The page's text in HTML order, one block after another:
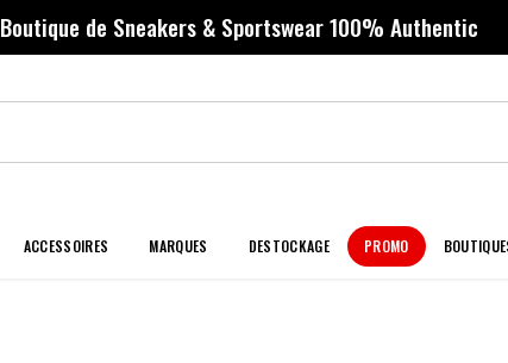
Boutique de Sneakers & Sportswear 100% Authentic
ACCESSOIRES MARQUES DESTOCKAGE PROMO